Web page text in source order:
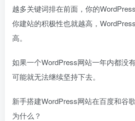
越多关键词排在前面，你的
你建站的积极性也就越高，
高。
如果一个WordPress网站一年内都没
可能就无法继续坚持下去。
新手搭建WordPress网站在百度和谷
为什么？